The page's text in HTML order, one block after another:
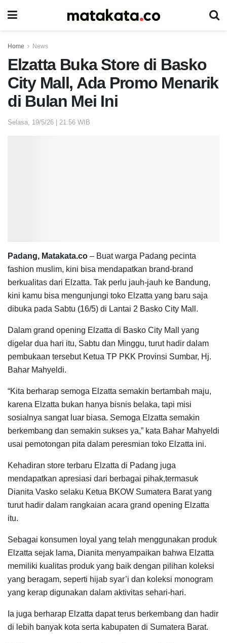
Home News
Elzatta Buka Store di Basko
City Mall, Ada Promo Menarik
di Bulan Mei Ini
Selasa, 19/5/26 | 21:56 WIB
Padang, Matakata.co – Buat warga Padang pecinta
fashion muslim, kini bisa mendapatkan brand-brand
berkualitas dari Elzatta. Tak perlu jauh-jauh ke Bandung,
kini kamu bisa mengunjungi toko Elzatta yang baru saja
dibuka pada Sabtu (16/5) di Lantai 2 Basko City Mall.
Dalam grand opening Elzatta di Basko City Mall yang
digelar dua hari itu, Sabtu dan Minggu, turut hadir dalam
pembukaan tersebut Ketua TP PKK Provinsi Sumbar, Hj.
Bahar Mahyeldi.
“Kita berharap semoga Elzatta semakin bertambah maju,
karena Elzatta bukan hanya bisnis belaka, tapi misi
sosialnya sangat luar biasa. Semoga Elzatta semakin
berkembang dan semakin sukses ya,” kata Bahar Mahyeldi
usai pemotongan pita dalam peresmian toko Elzatta ini.
Kehadiran store terbaru Elzatta di Padang juga
mendapatkan apresiasi dari berbagai pihak,termasuk
Dianita Vasko selaku Ketua BKOW Sumatera Barat yang
turut hadir dalam rangkaian acara grand opening Elzatta
itu.
Sebagai konsumen loyal yang telah menggunakan produk
Elzatta sejak lama, Dianita menyampaikan bahwa Elzatta
memiliki kualitas produk yang baik dengan pilihan koleksi
yang beragam, seperti hijab syar’i dan koleksi monogram
yang kerap digunakan dalam aktivitas sehari-hari.
Ia juga berharap Elzatta dapat terus berkembang dan hadir
di lebih banyak kota serta kabupaten di Sumatera Barat.